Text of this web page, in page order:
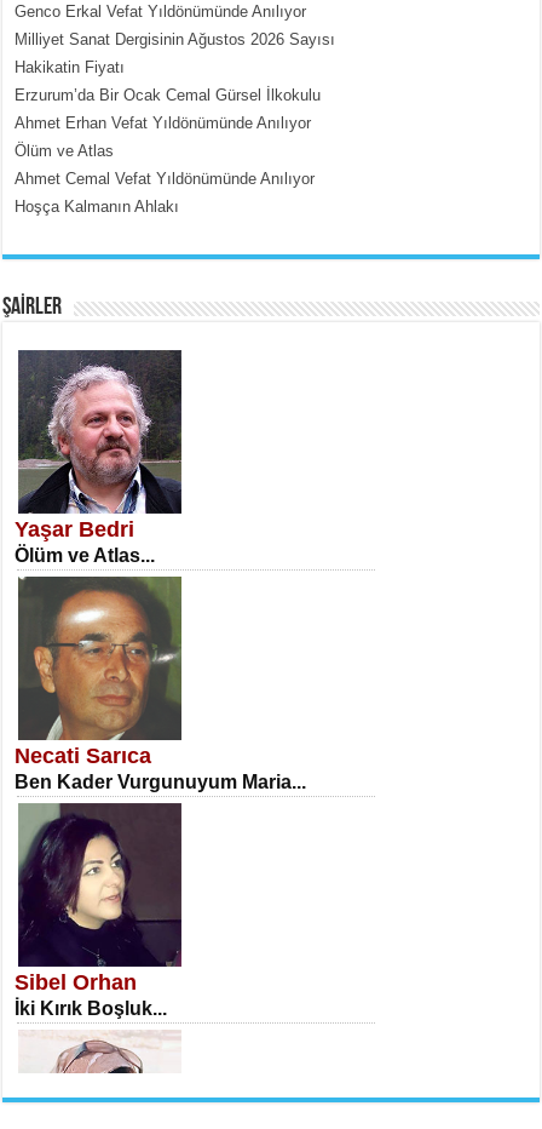
MEHMET ÇOBAN
İçerdeki Put Dışardaki Maskeler...
SATILMIŞ ÜMİT ÇETİNKAYA
Erkenlik...
NECLA DİLEK ARSLAN
Öğretmenler Günü Mahkemesi...
İSA KARATEPE
Ekranlar Arasında Kaybolan İnsan...
Genco Erkal Vefat Yıldönümünde Anılıyor
Milliyet Sanat Dergisinin Ağustos 2026 Sayısı
Hakikatin Fiyatı
Erzurum’da Bir Ocak Cemal Gürsel İlkokulu
Ahmet Erhan Vefat Yıldönümünde Anılıyor
Ölüm ve Atlas
Ahmet Cemal Vefat Yıldönümünde Anılıyor
Hoşça Kalmanın Ahlakı
ŞAİRLER
Yaşar Bedri
Ölüm ve Atlas...
Necati Sarıca
Ben Kader Vurgunuyum Maria...
Sibel Orhan
İki Kırık Boşluk...